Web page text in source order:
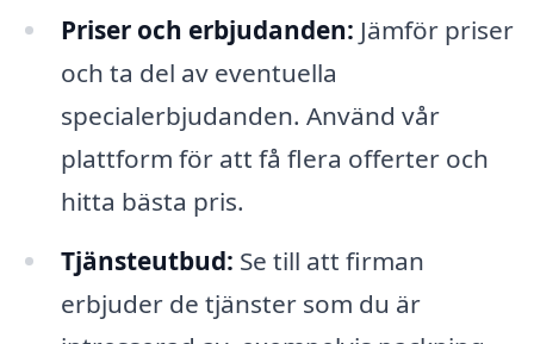
Priser och erbjudanden: Jämför priser
och ta del av eventuella
specialerbjudanden. Använd vår
plattform för att få flera offerter och
hitta bästa pris.
Tjänsteutbud: Se till att firman
erbjuder de tjänster som du är